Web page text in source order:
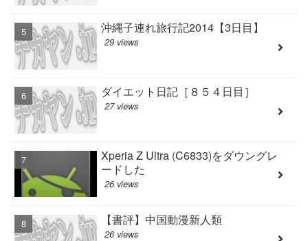
沖縄子連れ旅行記2014【3日目】
29 views
ダイエット日記［８５４日目］
27 views
Xperia Z Ultra (C6833)をダウングレ
ードした
26 views
【書評】中国動漫新人類
26 views